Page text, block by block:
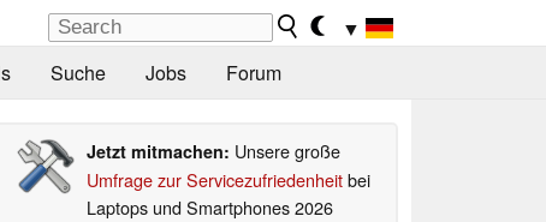
▼
Suche Jobs Forum
Jetzt mitmachen: Unsere große
Umfrage zur Servicezufriedenheitbei
Laptops und Smartphones 2026